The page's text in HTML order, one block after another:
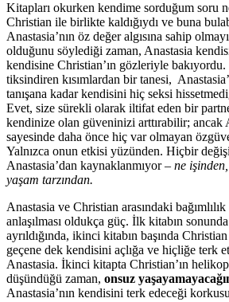
Kitapları okurken kendime sorduğum soru
Christian ile birlikte kaldığıydı ve buna
Anastasia’nın öz değer algısına sahip
olduğunu söylediği zaman, Anastasia
kendisine Christian’ın gözleriyle
tiksindiren kısımlardan bir tanesi,
tanışana kadar kendisini hiç seksi
Evet, size sürekli olarak iltifat eden bir
kendinize olan güveninizi arttırabilir; ancak
sayesinde daha önce hiç var olmayan
Yalnızca onun etkisi yüzünden. Hiçbir
Anastasia’dan kaynaklanmıyor– ne
yaşam tarzından.
Anastasia ve Christian arasındaki
anlaşılması oldukça güç. İlk kitabın
ayrıldığında, ikinci kitabın başında
geçene dek kendisini açlığa ve hiçliğe terk
Anastasia. İkinci kitapta Christian’ın
düşündüğü zaman, onsuz
Anastasia’nın kendisini terk edeceği